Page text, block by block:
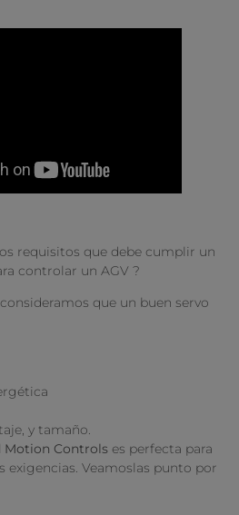
requisitos que debe cumplir un
controlar un AGV ?
que un buen servo
y tamaño.
Motion Controlses perfecta para
Veamoslas punto por